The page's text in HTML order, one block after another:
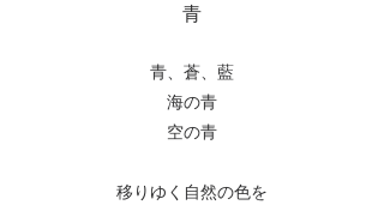
青
青、蒼、藍
海の青
空の青
移りゆく自然の色を